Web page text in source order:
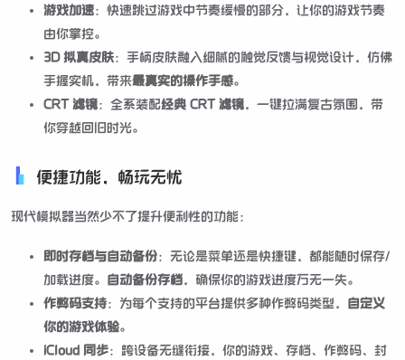
游戏加速：快速跳过游戏中节奏缓慢的部分，让你的游戏节奏
由你掌控。
3D 拟真皮肤：手柄皮肤融入细腻的触觉反馈与视觉设计，仿佛
手握实机，带来最真实的操作手感。
CRT 滤镜：全系装配经典 CRT 滤镜，一键拉满复古氛围，带
你穿越回旧时光。
便捷功能，畅玩无忧
现代模拟器当然少不了提升便利性的功能：
即时存档与自动备份：无论是菜单还是快捷键，都能随时保存/
加载进度。 自动备份存档，确保你的游戏进度万无一失。
作弊码支持：为每个支持的平台提供多种作弊码类型， 自定义
你的游戏体验。
iCloud 同步：跨设备无缝衔接，你的游戏、存档、作弊码、封